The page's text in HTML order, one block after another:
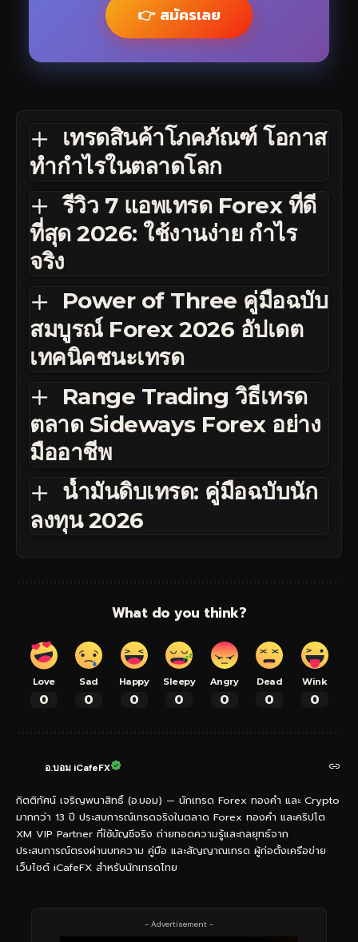
👉 สมัครเลย
เทรดสินค้าโภคภัณฑ์ โอกาส
ทำกำไรในตลาดโลก
รีวิว 7 แอพเทรด Forex ที่ดี
ที่สุด 2026: ใช้งานง่าย กำไร
จริง
Power of Three คู่มือฉบับ
สมบูรณ์ Forex 2026 อัปเดต
เทคนิคชนะเทรด
Range Trading วิธีเทรด
ตลาด Sideways Forex อย่าง
มืออาชีพ
น้ำมันดิบเทรด: คู่มือฉบับนัก
ลงทุน 2026
What do you think?
Love
0
Sad
0
Happy
0
Sleepy
0
Angry
0
Dead
0
Wink
0
อ.บอม iCafeFX
กิตติทัศน์ เจริญพนาสิทธิ์ (อ.บอม) — นักเทรด Forex ทองคำ และ Crypto
มากกว่า 13 ปี ประสบการณ์เทรดจริงในตลาด Forex ทองคำ และคริปโต
XM VIP Partner ที่ใช้บัญชีจริง ถ่ายทอดความรู้และกลยุทธ์จาก
ประสบการณ์ตรงผ่านบทความ คู่มือ และสัญญาณเทรด ผู้ก่อตั้งเครือข่าย
เว็บไซต์ iCafeFX สำหรับนักเทรดไทย
- Advertisement -